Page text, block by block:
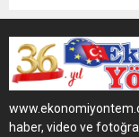
gelişmeler, teknolojik
yenilikler ve sektöre
oldukları çözümlere
röportaj
haber, video ve